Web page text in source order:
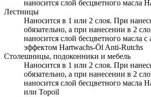
наносится слой бесцветного масла
Лестницы
Наносится в 1 или 2 слоя. При
обязательно, а при нанесении в 2
наносится слой бесцветного масла
эффектом Hartwachs-Öl Anti-Rutchs
Столешницы, подоконники и мебель
Наносится в 1 или 2 слоя. При
обязательно, а при нанесении в 2
наносится слой бесцветного масла
или Topoil